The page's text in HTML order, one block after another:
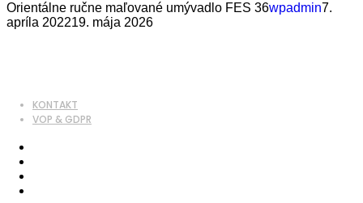
Orientálne ručne maľované umývadlo FES 36wpadmin7.
apríla 202219. mája 2026
KONTAKT
VOP & GDPR